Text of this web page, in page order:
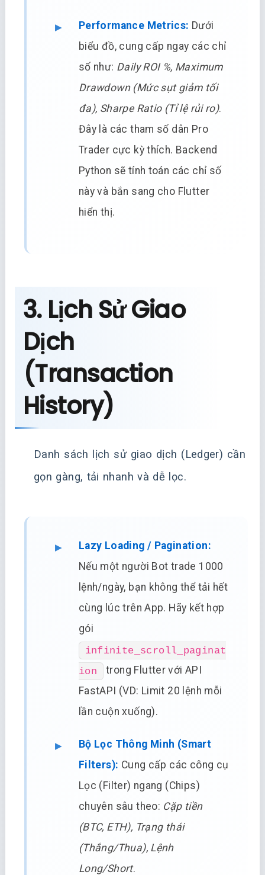
Performance Metrics: Dưới
biểu đồ, cung cấp ngay các chỉ
số như: Daily ROI %, Maximum
Drawdown (Mức sụt giảm tối
đa), Sharpe Ratio (Tỉ lệ rủi ro).
Đây là các tham số dân Pro
Trader cực kỳ thích. Backend
Python sẽ tính toán các chỉ số
này và bắn sang cho Flutter
hiển thị.
3. Lịch Sử Giao
Dịch
(Transaction
History)
Danh sách lịch sử giao dịch (Ledger) cần
gọn gàng, tải nhanh và dễ lọc.
Lazy Loading / Pagination:
Nếu một người Bot trade 1000
lệnh/ngày, bạn không thể tải hết
cùng lúc trên App. Hãy kết hợp
gói
infinite_scroll_paginat
ion
trong Flutter với API
FastAPI (VD: Limit 20 lệnh mỗi
lần cuộn xuống).
Bộ Lọc Thông Minh (Smart
Filters): Cung cấp các công cụ
Lọc (Filter) ngang (Chips)
chuyên sâu theo: Cặp tiền
(BTC, ETH), Trạng thái
(Thắng/Thua), Lệnh
Long/Short.